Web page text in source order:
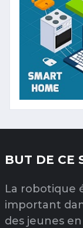
BUT DE CE
La robotique
important
des jeunes